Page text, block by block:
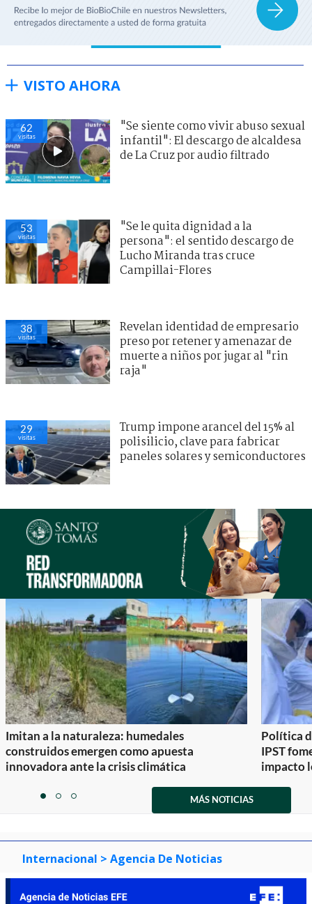
VISTO AHORA
62
visitas
"Se siente como vivir abuso sexual
infantil": El descargo de alcaldesa
de La Cruz por audio filtrado
53
visitas
"Se le quita dignidad a la
persona": el sentido descargo de
Lucho Miranda tras cruce
Campillai-Flores
38
visitas
Revelan identidad de empresario
preso por retener y amenazar de
muerte a niños por jugar al "rin
raja"
29
visitas
Trump impone arancel del 15% al
polisilicio, clave para fabricar
paneles solares y semiconductores
Imitan a la naturaleza: humedales
construidos emergen como apuesta
innovadora ante la crisis climática
Política
IPST
impacto
itemitemitem
MÁS NOTICIAS
Internacional > Agencia De Noticias